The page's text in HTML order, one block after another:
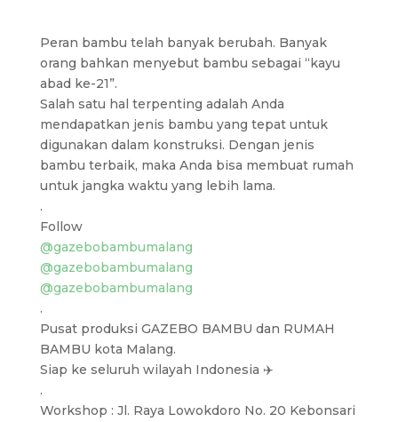
Peran bambu telah banyak berubah. Banyak
orang bahkan menyebut bambu sebagai “kayu
abad ke-21”.
Salah satu hal terpenting adalah Anda
mendapatkan jenis bambu yang tepat untuk
digunakan dalam konstruksi. Dengan jenis
bambu terbaik, maka Anda bisa membuat rumah
untuk jangka waktu yang lebih lama.
.
Follow
@gazebobambumalang
@gazebobambumalang
@gazebobambumalang
.
Pusat produksi GAZEBO BAMBU dan RUMAH
BAMBU kota Malang.
Siap ke seluruh wilayah Indonesia ✈️
.
Workshop : Jl. Raya Lowokdoro No. 20 Kebonsari